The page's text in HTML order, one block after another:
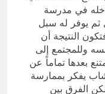
في مدرسة
ثم يوفر له سبل
النتيجة أن
وللمجتمع إلى
بعدها تماماً عن
يفكر بممارسة
الفرق بين